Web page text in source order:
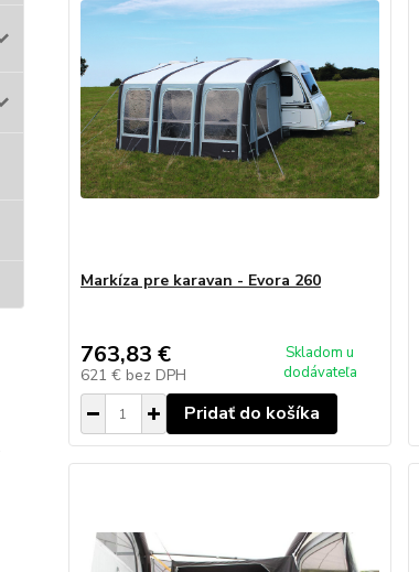
Markíza pre karavan - Evora 260
763,83 €
621 € bez DPH
Skladom u
dodávateľa
Pridať do košíka